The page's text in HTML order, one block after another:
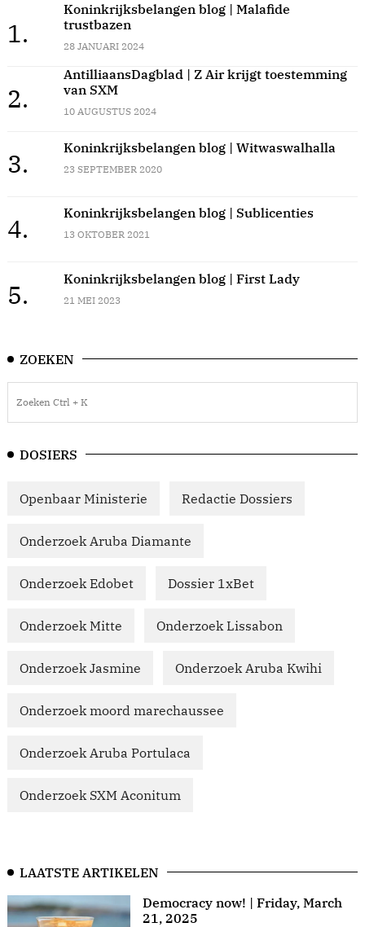
1.
Koninkrijksbelangen blog | Malafide
trustbazen
28 JANUARI 2024
2.
AntilliaansDagblad | Z Air krijgt toestemming
van SXM
10 AUGUSTUS 2024
3.
Koninkrijksbelangen blog | Witwaswalhalla
23 SEPTEMBER 2020
4.
Koninkrijksbelangen blog | Sublicenties
13 OKTOBER 2021
5.
Koninkrijksbelangen blog | First Lady
21 MEI 2023
ZOEKEN
DOSIERS
Openbaar Ministerie Redactie Dossiers
Onderzoek Aruba Diamante
Onderzoek Edobet Dossier 1xBet
Onderzoek Mitte Onderzoek Lissabon
Onderzoek Jasmine Onderzoek Aruba Kwihi
Onderzoek moord marechaussee
Onderzoek Aruba Portulaca
Onderzoek SXM Aconitum
LAATSTE ARTIKELEN
Democracy now! | Friday, March
21, 2025